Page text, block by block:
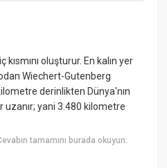
oluşturur. En kalın yer
Wiechert-Gutenberg
derinlikten Dünya'nın
yani 3.480 kilometre
tamamını burada okuyun: